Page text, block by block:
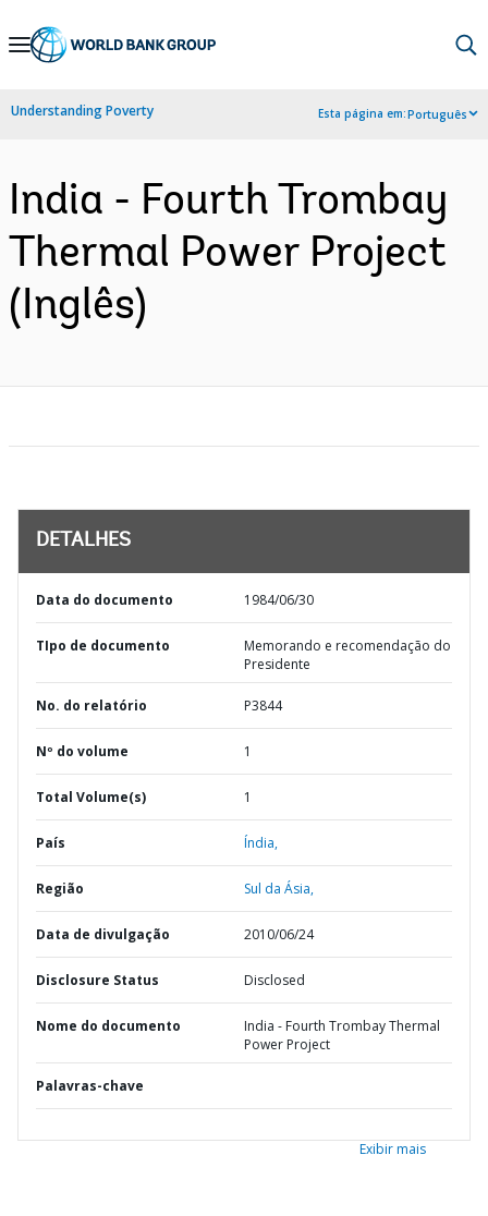
Skip
Navigation
Understanding Poverty Esta página em:Português
India - Fourth Trombay
Thermal Power Project
(Inglês)
DETALHES
Data do documento 1984/06/30
TIpo de documento
Memorando e recomendação do
Presidente
No. do relatório P3844
Nº do volume 1
Total Volume(s) 1
País Índia,
Região Sul da Ásia,
Data de divulgação 2010/06/24
Disclosure Status Disclosed
Nome do documento
India - Fourth Trombay Thermal
Power Project
Palavras-chave
Exibir mais